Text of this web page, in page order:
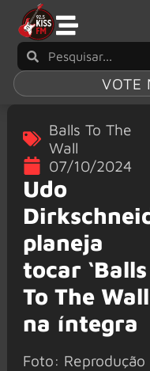
VOTE
Balls To The
Wall
07/10/2024
Udo
planeja
tocar ‘Balls
To The
na íntegra
Foto: Reprodução